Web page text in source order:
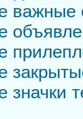
важные
значки